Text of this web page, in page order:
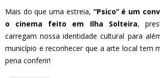
Mais do que uma estreia, “Psico” é um
o cinema feito em Ilha Solteira,
carregam nossa identidade cultural para
município e reconhecer que a arte local tem
pena conferir!